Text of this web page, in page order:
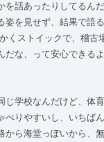
を話あったりしてるん
姿を見せず、結果で語
くストイックで、稽
だな、って安心できる
じ学校なんだけど、体
べりやすいし、いちば
から海堂っぽいから、